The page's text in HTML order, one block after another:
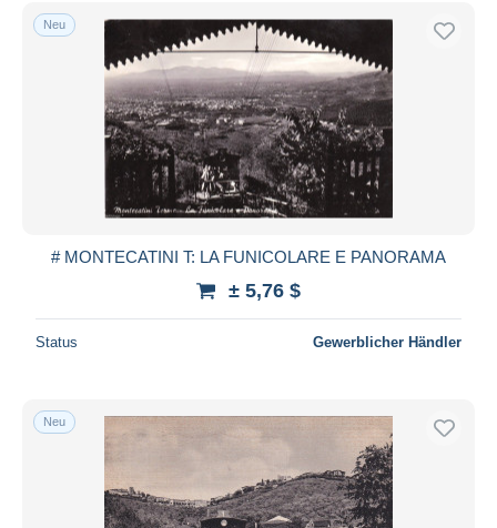
Neu
# MONTECATINI T: LA FUNICOLARE E PANORAMA
± 5,76 $
Status Gewerblicher Händler
Neu